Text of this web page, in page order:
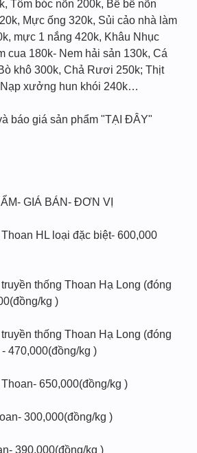
Tôm bóc nõn 200k, Bề bề nõn
Mực ống 320k, Sủi cảo nhà làm
mực 1 nắng 420k, Khâu Nhục
cua 180k- Nem hải sản 130k, Cá
khô 300k, Chả Rươi 250k; Thịt
xưởng hun khói 240k…
báo giá sản phẩm "TẠI ĐÂY"
GIÁ BÁN- ĐƠN VỊ
HL loại đặc biệt- 600,000
thống Thoan Hạ Long (đóng
kg )
thống Thoan Hạ Long (đóng
470,000(đồng/kg )
650,000(đồng/kg )
300,000(đồng/kg )
390,000(đồng/kg )